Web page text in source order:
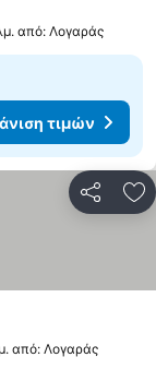
από: Λογαράς
τιμών
από: Λογαράς